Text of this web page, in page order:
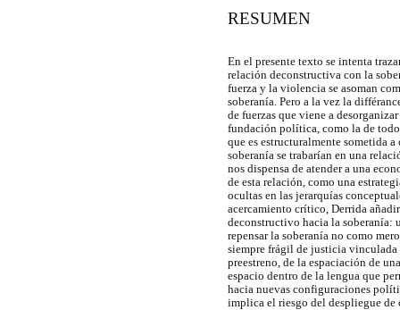
RESUMEN
En el presente texto se intenta
relación deconstructiva con la
fuerza y la violencia se asoman
soberanía. Pero a la vez la
de fuerzas que viene a
fundación política, como la de
que es estructuralmente sometida
soberanía se trabarían en una
nos dispensa de atender a una
de esta relación, como una
ocultas en las jerarquías
acercamiento crítico, Derrida
deconstructivo hacia la soberanía:
repensar la soberanía no como
siempre frágil de justicia
preestreno, de la espaciación de
espacio dentro de la lengua que
hacia nuevas configuraciones
implica el riesgo del despliegue de